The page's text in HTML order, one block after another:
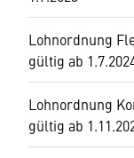
Lohnordnung
gültig ab
Lohnordnung
gültig ab